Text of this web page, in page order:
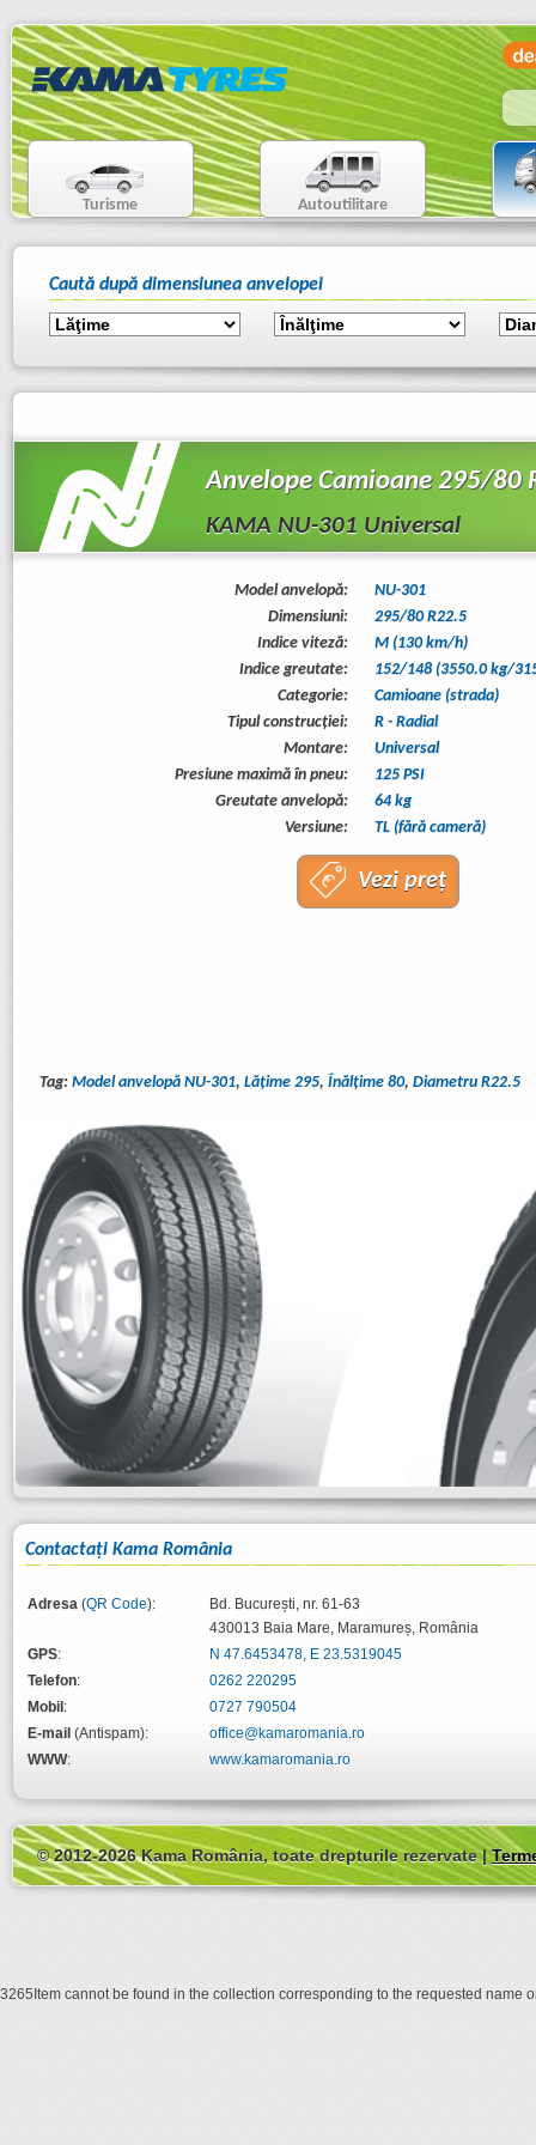
Turisme Autoutilitare
Caută după dimensiunea anvelopei
Anvelope Camioane 295/80
KAMA NU-301 Universal
Model anvelopă:
NU-301
Dimensiuni:
295/80 R22.5
Indice viteză:
M (130 km/h)
Indice greutate:
152/148 (3550.0 kg/
Categorie:
Camioane (strada)
Tipul construcţiei:
R - Radial
Montare:
Universal
Presiune maximă în pneu:
125 PSI
Greutate anvelopă:
64 kg
Versiune:
TL (fără cameră)
Vezi preț
Tag: Model anvelopă NU-301, Lăţime 295, Înălţime 80, Diametru R22.5
Contactaţi Kama România
Adresa (QR Code):
Bd. București, nr. 61-63
430013 Baia Mare, Maramureș, România
GPS:
N 47.6453478, E 23.5319045
Telefon:
0262 220295
Mobil :
0727 790504
E-mail (Antispam):
office@kamaromania.ro
WWW: www.kamaromania.ro
© 2012-2026 Kama România, toate drepturile rezervate |
3265Item cannot be found in the collection corresponding to the requested name